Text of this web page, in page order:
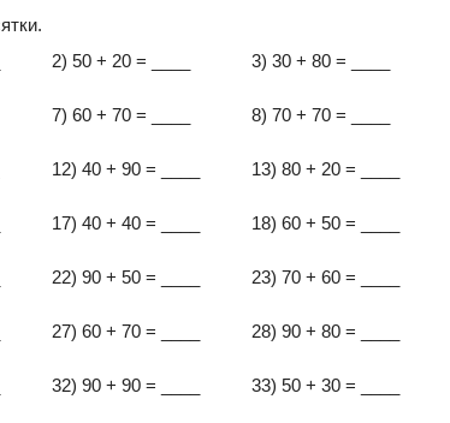
2) 50 + 20 = ____ 3) 30 + 80 = ____
7) 60 + 70 = ____ 8) 70 + 70 = ____
12) 40 + 90 = ____ 13) 80 + 20 = ____
17) 40 + 40 = ____ 18) 60 + 50 = ____
22) 90 + 50 = ____ 23) 70 + 60 = ____
27) 60 + 70 = ____ 28) 90 + 80 = ____
32) 90 + 90 = ____ 33) 50 + 30 = ____